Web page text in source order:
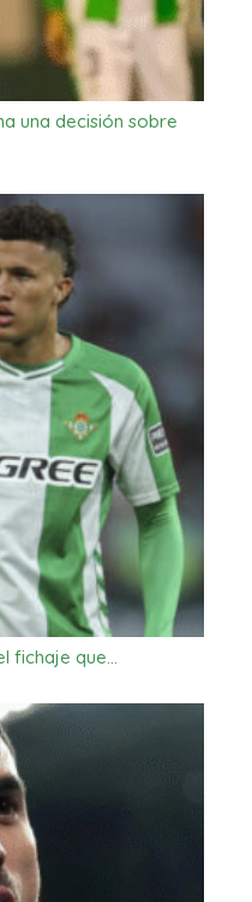
una decisión sobre
fichaje que…